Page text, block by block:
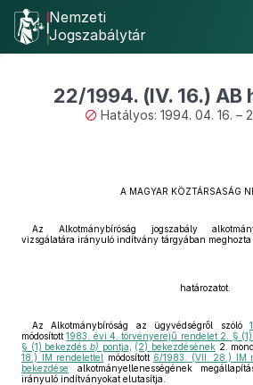
Nemzeti
Jogszabálytár
22/1994. (IV. 16.) AB
Hatályos: 1994. 04. 16. –
A MAGYAR KÖZTÁRSASÁG
Az Alkotmánybíróság jogszabály
vizsgálatára irányuló indítvány tárgyában meghozta
határozatot.
Az Alkotmánybíróság az ügyvédségről szóló
módosított1983. évi 4. törvényerejű rendelet 2. §
§ (1) bekezdés b) pontja (2) bekezdésének 2.
18.) IM rendelettel módosított 6/1983. (VII. 28.) IM
bekezdése alkotmányellenességének
irányuló indítványokat elutasítja.